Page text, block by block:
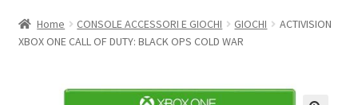
Contatti
Home CONSOLE ACCESSORI E GIOCHI GIOCHI
ACTIVISION
XBOX ONE CALL OF DUTY: BLACK OPS COLD WAR